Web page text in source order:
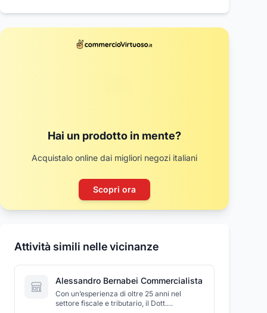
Hai un prodotto in mente?
Acquistalo online dai migliori negozi italiani
Scopri ora
Attività simili nelle vicinanze
Alessandro Bernabei Commercialista
Con un’esperienza di oltre 25 anni nel
settore fiscale e tributario, il Dott.